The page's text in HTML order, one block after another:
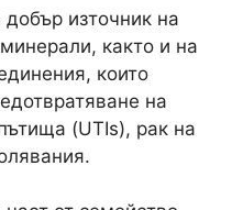
източник на
както и на
които
на
(UTIs), рак на